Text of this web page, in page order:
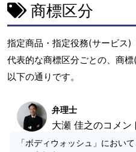
商標区分
指定商品・指定役務(サービス)
代表的な商標区分ごとの、商
以下の通りです。
弁理士
大瀬 佳之のコメン
「ボディウォッシュ」におい